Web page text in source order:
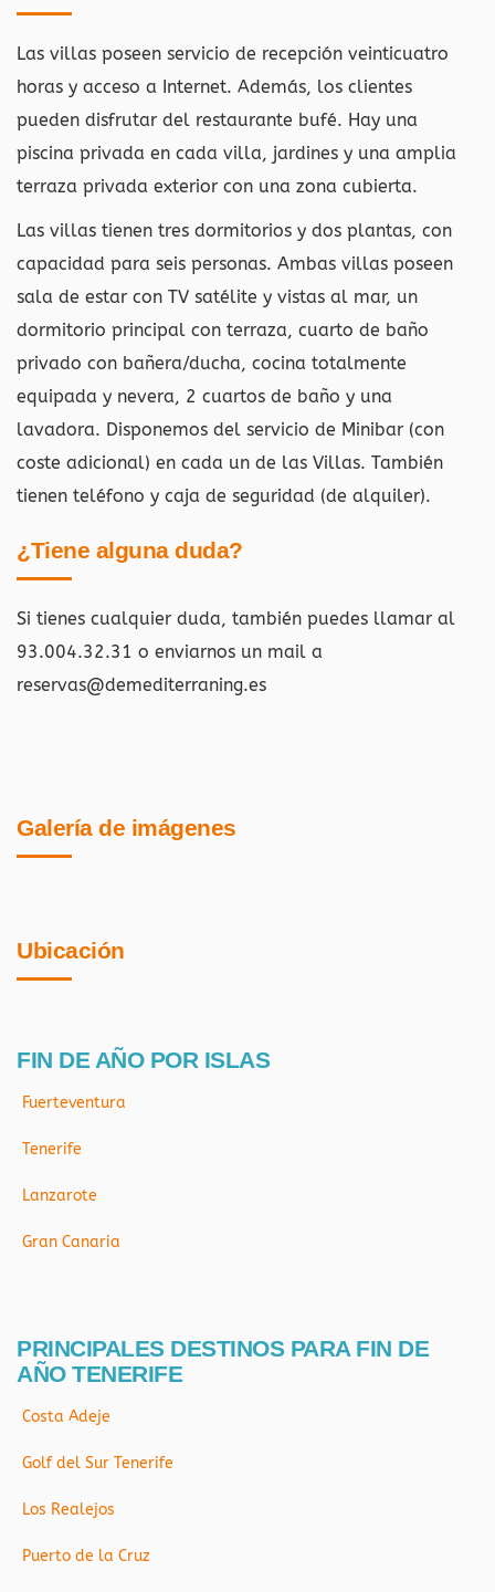
Las villas poseen servicio de recepción veinticuatro
horas y acceso a Internet. Además, los clientes
pueden disfrutar del restaurante bufé. Hay una
piscina privada en cada villa, jardines y una amplia
terraza privada exterior con una zona cubierta.
Las villas tienen tres dormitorios y dos plantas, con
capacidad para seis personas. Ambas villas poseen
sala de estar con TV satélite y vistas al mar, un
dormitorio principal con terraza, cuarto de baño
privado con bañera/ducha, cocina totalmente
equipada y nevera, 2 cuartos de baño y una
lavadora. Disponemos del servicio de Minibar (con
coste adicional) en cada un de las Villas. También
tienen teléfono y caja de seguridad (de alquiler).
¿Tiene alguna duda?
Si tienes cualquier duda, también puedes llamar al
93.004.32.31 o enviarnos un mail a
reservas@demediterraning.es
Galería de imágenes
Ubicación
FIN DE AÑO POR ISLAS
Fuerteventura
Tenerife
Lanzarote
Gran Canaria
PRINCIPALES DESTINOS PARA FIN DE
AÑO TENERIFE
Costa Adeje
Golf del Sur Tenerife
Los Realejos
Puerto de la Cruz